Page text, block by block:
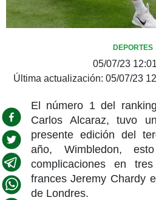
DEPORTES
05/07/23
Última actualización: 05/07/23
El número 1 del
Carlos Alcaraz, tuvo
presente edición del
año, Wimbledon,
complicaciones en
frances Jeremy Chardy
de Londres.